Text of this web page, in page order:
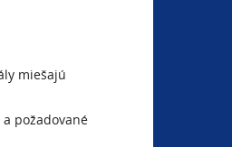
miešajú
požadované